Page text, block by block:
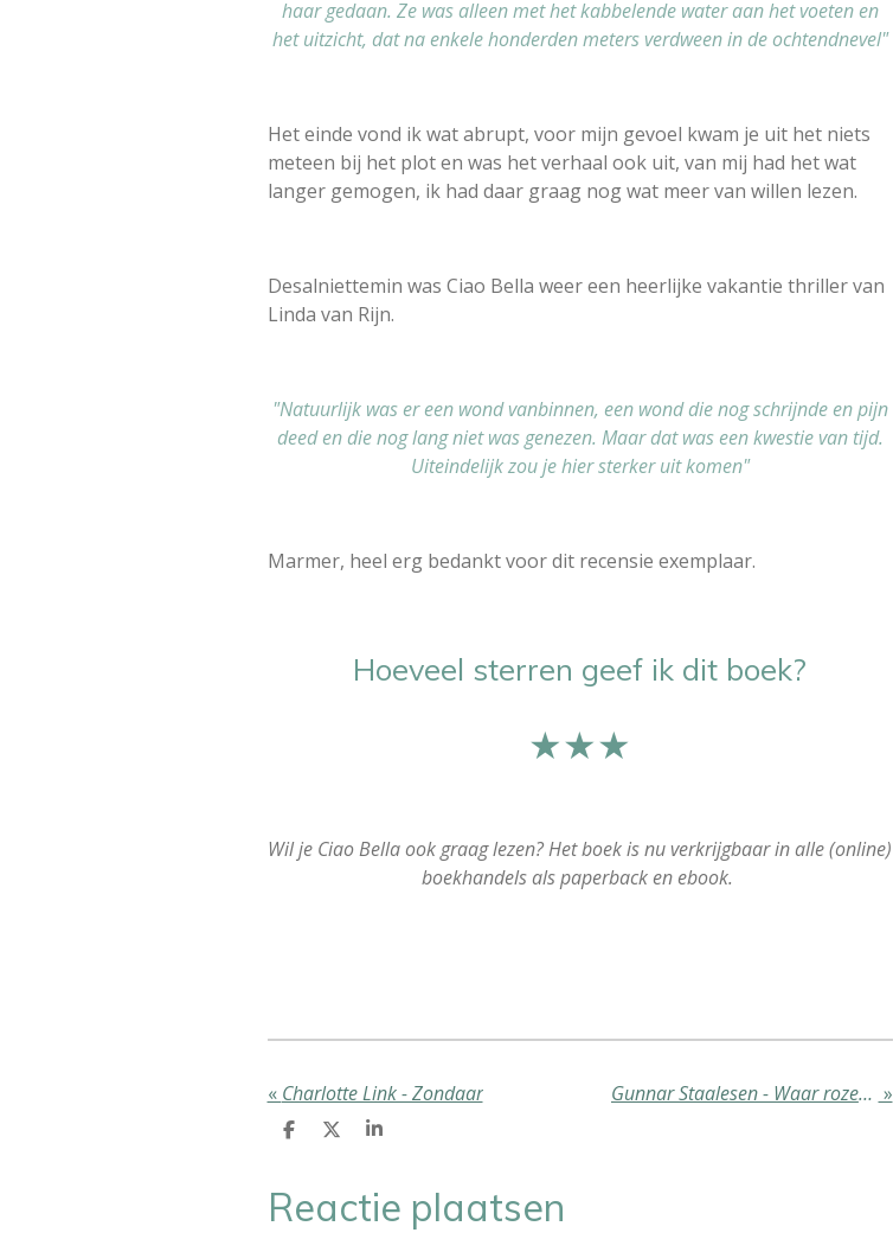
haar gedaan. Ze was alleen met het kabbelende water aan het voeten en
het uitzicht, dat na enkele honderden meters verdween in de ochtendnevel"
Het einde vond ik wat abrupt, voor mijn gevoel kwam je uit het niets
meteen bij het plot en was het verhaal ook uit, van mij had het wat
langer gemogen, ik had daar graag nog wat meer van willen lezen.
Desalniettemin was Ciao Bella weer een heerlijke vakantie thriller van
Linda van Rijn.
"Natuurlijk was er een wond vanbinnen, een wond die nog schrijnde en pijn
deed en die nog lang niet was genezen. Maar dat was een kwestie van tijd.
Uiteindelijk zou je hier sterker uit komen"
Marmer, heel erg bedankt voor dit recensie exemplaar.
Hoeveel sterren geef ik dit boek?
★★★
Wil je Ciao Bella ook graag lezen? Het boek is nu verkrijgbaar in alle (online)
boekhandels als paperback en ebook.
« Charlotte Link - Zondaar Gunnar Staalesen - Waar rozen nooit verwelken / Varg Veum »
D
e
n
D
S
r
Reactie plaatsen